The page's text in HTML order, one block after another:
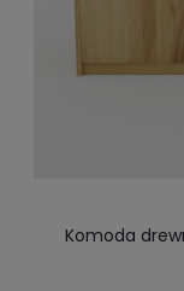
Komoda
komoda